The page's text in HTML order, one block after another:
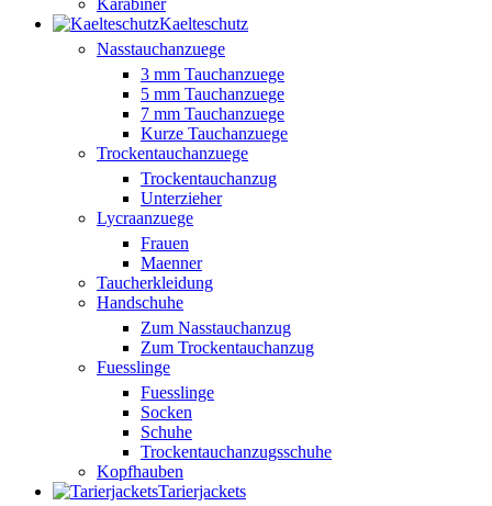
Karabiner
Kaelteschutz
Nasstauchanzuege
3 mm Tauchanzuege
5 mm Tauchanzuege
7 mm Tauchanzuege
Kurze Tauchanzuege
Trockentauchanzuege
Trockentauchanzug
Unterzieher
Lycraanzuege
Frauen
Maenner
Taucherkleidung
Handschuhe
Zum Nasstauchanzug
Zum Trockentauchanzug
Fuesslinge
Fuesslinge
Socken
Schuhe
Trockentauchanzugsschuhe
Kopfhauben
Tarierjackets